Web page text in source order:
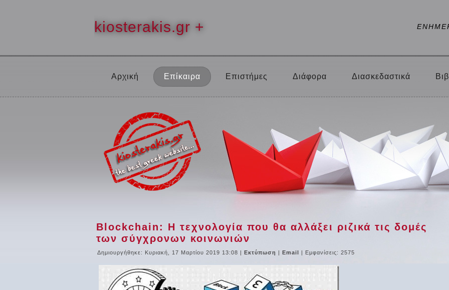
kiosterakis.gr +
Αρχική Επίκαιρα Επιστήμες Διάφορα Διασκεδαστικά
Blockchain: Η τεχνολογία που θα αλλάξει ριζικά τις δομές
των σύγχρονων κοινωνιών
Δημιουργήθηκε: Κυριακή, 17 Μαρτίου 2019 13:08 | Εκτύπωση | Email | Εμφανίσεις: 2575